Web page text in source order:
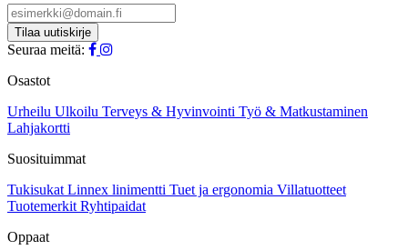
Seuraa meitä:
Osastot
Urheilu Ulkoilu Terveys & Hyvinvointi Työ & Matkustaminen
Lahjakortti
Suosituimmat
Tukisukat Linnex linimentti Tuet ja ergonomia Villatuotteet
Tuotemerkit Ryhtipaidat
Oppaat